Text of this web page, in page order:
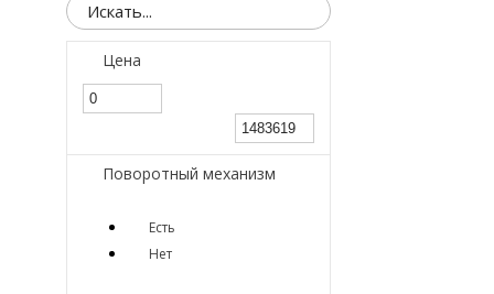
Цена
Поворотный механизм
Есть
Нет